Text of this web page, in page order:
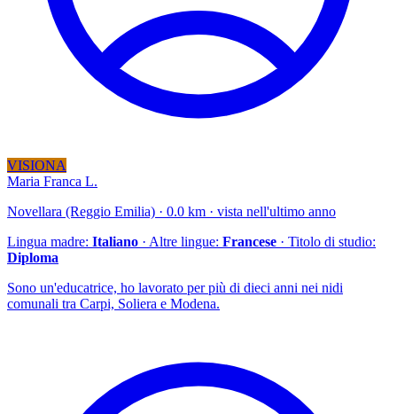
VISIONA
Maria Franca L.
Novellara (Reggio Emilia) · 0.0 km · vista nell'ultimo anno
Lingua madre: Italiano · Altre lingue: Francese · Titolo di studio:
Diploma
Sono un'educatrice, ho lavorato per più di dieci anni nei nidi
comunali tra Carpi, Soliera e Modena.